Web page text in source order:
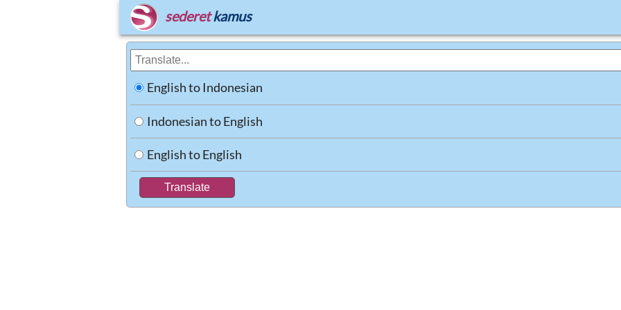
sederet kamus
English to Indonesian
Indonesian to English
English to English